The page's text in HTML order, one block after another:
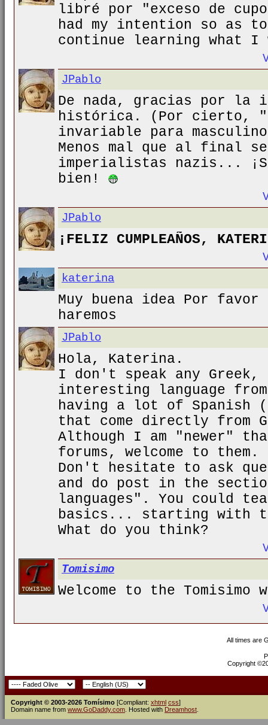
libré por "exceso de
had my intention so as
continue learning what I
JPablo
De nada, gracias por la
histórica. (Por cierto,
invariable para
Menos mal que al final
imperialistas nazis...
bien!
JPablo
¡FELIZ CUMPLEAÑOS,
katerina
Muy buena idea Por favor
haremos
JPablo
Hola, Katerina.
I don't speak any
interesting language
having a lot of Spanish
that come directly from
Although I am "newer"
forums, welcome to them.
Don't hesitate to ask
and do post in the
languages". You could
basics... starting with
What do you think?
Tomisimo
Welcome to the
All times are
Copyright
Copyright © 2003-2026 Tomísimo [Compliant: xhtml css]
Domain name from www.GoDaddy.com . Hosted with Dreamhost